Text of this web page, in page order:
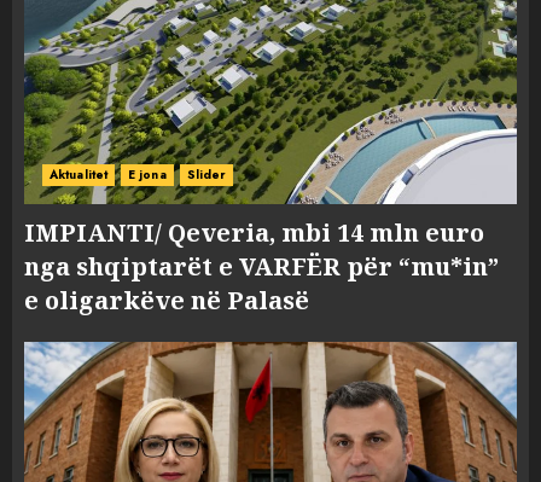
Aktualitet E jona Slider
IMPIANTI/ Qeveria, mbi 14 mln euro
nga shqiptarët e VARFËR për “mu*in”
e oligarkëve në Palasë